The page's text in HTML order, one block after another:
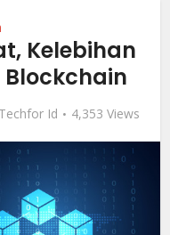
Kelebihan
Techfor Id 4,353 Views